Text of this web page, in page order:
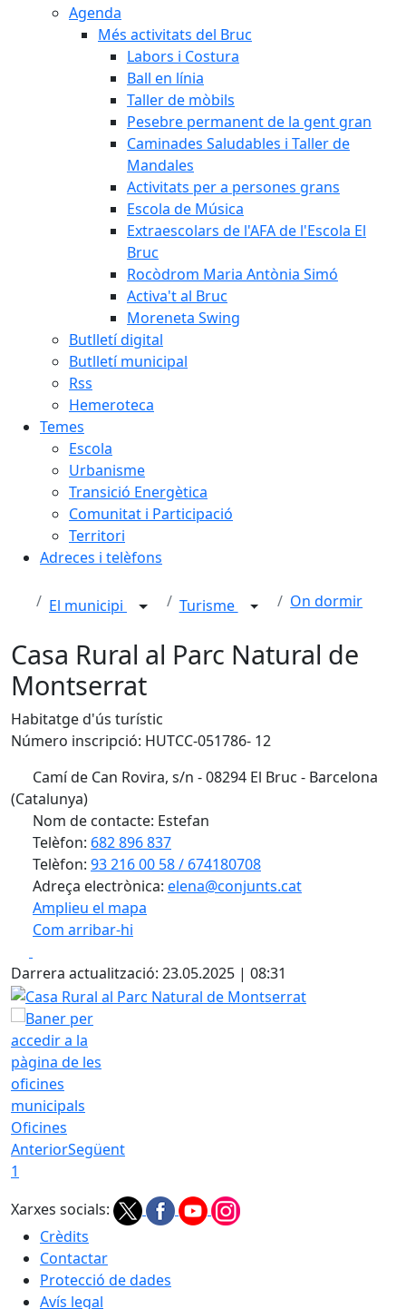
Agenda
Més activitats del Bruc
Labors i Costura
Ball en línia
Taller de mòbils
Pesebre permanent de la gent gran
Caminades Saludables i Taller de
Mandales
Activitats per a persones grans
Escola de Música
Extraescolars de l'AFA de l'Escola El
Bruc
Rocòdrom Maria Antònia Simó
Activa't al Bruc
Moreneta Swing
Butlletí digital
Butlletí municipal
Rss
Hemeroteca
Temes
Escola
Urbanisme
Transició Energètica
Comunitat i Participació
Territori
Adreces i telèfons
El municipi Turisme On dormir
Casa Rural al Parc Natural de
Montserrat
Habitatge d'ús turístic
Número inscripció: HUTCC-051786- 12
Camí de Can Rovira, s/n - 08294 El Bruc - Barcelona
(Catalunya)
Nom de contacte: Estefan
Telèfon: 682 896 837
Telèfon: 93 216 00 58 / 674180708
Adreça electrònica: elena@conjunts.cat
Amplieu el mapa
Com arribar-hi
+
−
Darrera actualització: 23.05.2025 | 08:31
Casa Rural al Parc Natural de Montserrat
Oficines
AnteriorSegüent
1
Xarxes socials:
Crèdits
Contactar
Protecció de dades
Avís legal